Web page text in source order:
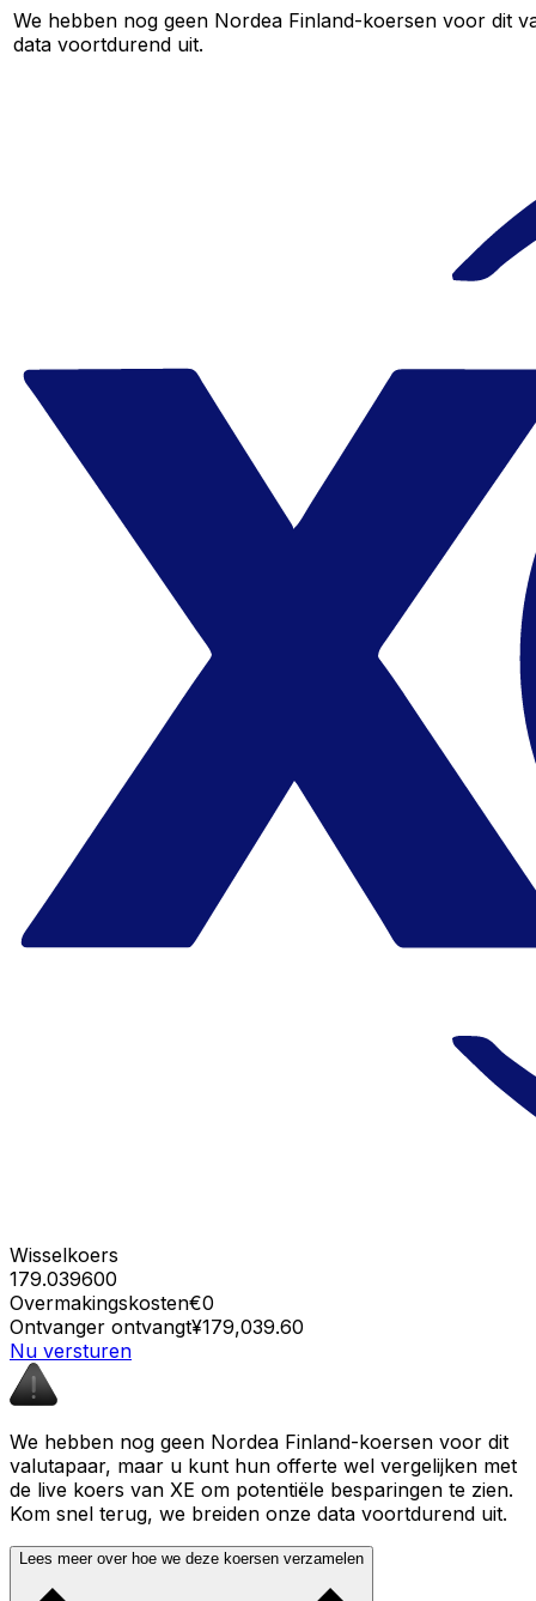
We hebben nog geen Nordea Finland-koersen voor dit
data voortdurend uit.
Wisselkoers
179.039600
Overmakingskosten€0
Ontvanger ontvangt¥179,039.60
Nu versturen
We hebben nog geen Nordea Finland-koersen voor dit
valutapaar, maar u kunt hun offerte wel vergelijken met
de live koers van XE om potentiële besparingen te zien.
Kom snel terug, we breiden onze data voortdurend uit.
Lees meer over hoe we deze koersen verzamelen